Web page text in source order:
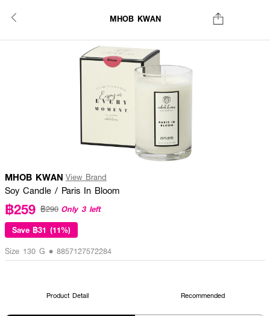
MHOB KWAN
MHOB KWAN View Brand
Soy Candle / Paris In Bloom
฿259 ฿290 Only 3 left
Save ฿31 (11%)
Size 130 G • 8857127572284
Product Detail Recommended